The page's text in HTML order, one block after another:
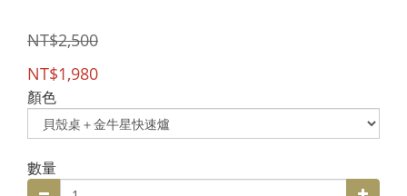
NT$2,500
NT$1,980
顏色
數量